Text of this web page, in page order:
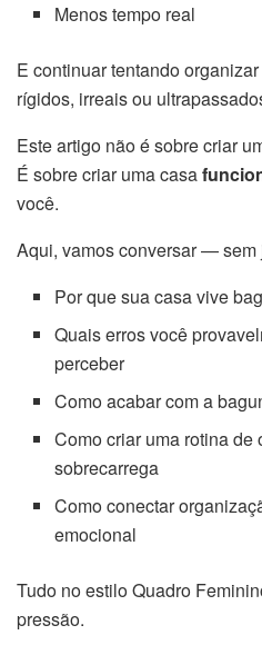
Menos tempo real
E continuar tentando
rígidos, irreais ou
Este artigo não é sobre criar
É sobre criar uma casa
você.
Aqui, vamos conversar —
Por que sua casa vive
Quais erros você
perceber
Como acabar com a
Como criar uma rotina
sobrecarrega
Como conectar
emocional
Tudo no estilo Quadro
pressão.